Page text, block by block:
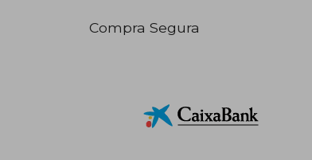
Compra Segura